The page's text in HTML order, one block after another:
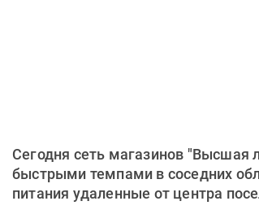
Сегодня сеть магазинов "Высшая
быстрыми темпами в соседних
питания удаленные от центра